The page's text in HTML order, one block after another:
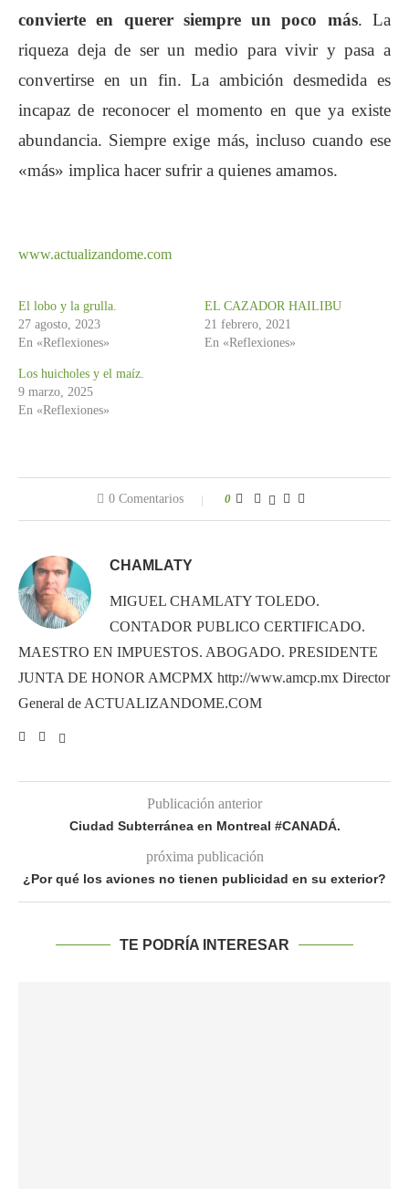
convierte en querer siempre un poco más. La
riqueza deja de ser un medio para vivir y pasa a
convertirse en un fin. La ambición desmedida es
incapaz de reconocer el momento en que ya existe
abundancia. Siempre exige más, incluso cuando ese
«más» implica hacer sufrir a quienes amamos.
www.actualizandome.com
El lobo y la grulla.
27 agosto, 2023
En «Reflexiones»
EL CAZADOR HAILIBU
21 febrero, 2021
En «Reflexiones»
Los huicholes y el maíz.
9 marzo, 2025
En «Reflexiones»
0 Comentarios 0
CHAMLATY
MIGUEL CHAMLATY TOLEDO.
CONTADOR PUBLICO CERTIFICADO.
MAESTRO EN IMPUESTOS. ABOGADO. PRESIDENTE
JUNTA DE HONOR AMCPMX http://www.amcp.mx Director
General de ACTUALIZANDOME.COM
Publicación anterior
Ciudad Subterránea en Montreal #CANADÁ.
próxima publicación
¿Por qué los aviones no tienen publicidad en su exterior?
TE PODRÍA INTERESAR